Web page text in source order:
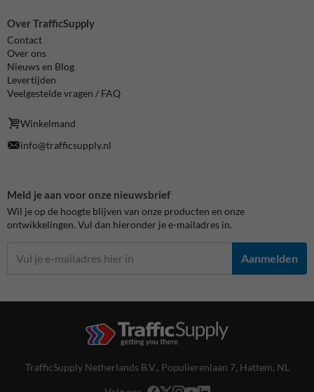
Over TrafficSupply
Contact
Over ons
Nieuws en Blog
Levertijden
Veelgestelde vragen / FAQ
Winkelmand
info@trafficsupply.nl
Meld je aan voor onze nieuwsbrief
Wil je op de hoogte blijven van onze producten en onze
ontwikkelingen. Vul dan hieronder je e-mailadres in.
Aanmelden
TrafficSupply Netherlands B.V., Populierenlaan 7, Hattem, NL